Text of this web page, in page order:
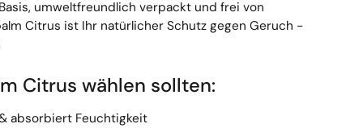
umweltfreundlich verpackt und frei von
Citrus ist Ihr natürlicher Schutz gegen Geruch -
Citrus wählen sollten:
absorbiert Feuchtigkeit